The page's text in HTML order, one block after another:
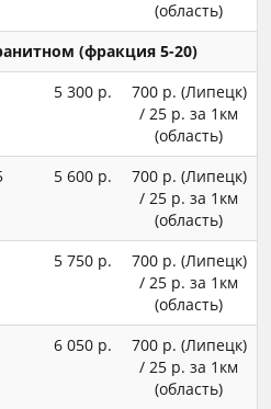
(область)
(фракция 5-20)
5 300 р.
700 р. (Липецк)
/ 25 р. за 1км
(область)
5 600 р.
700 р. (Липецк)
/ 25 р. за 1км
(область)
5 750 р.
700 р. (Липецк)
/ 25 р. за 1км
(область)
6 050 р.
700 р. (Липецк)
/ 25 р. за 1км
(область)